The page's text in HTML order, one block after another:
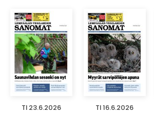
TI 23.6.2026 TI 16.6.2026